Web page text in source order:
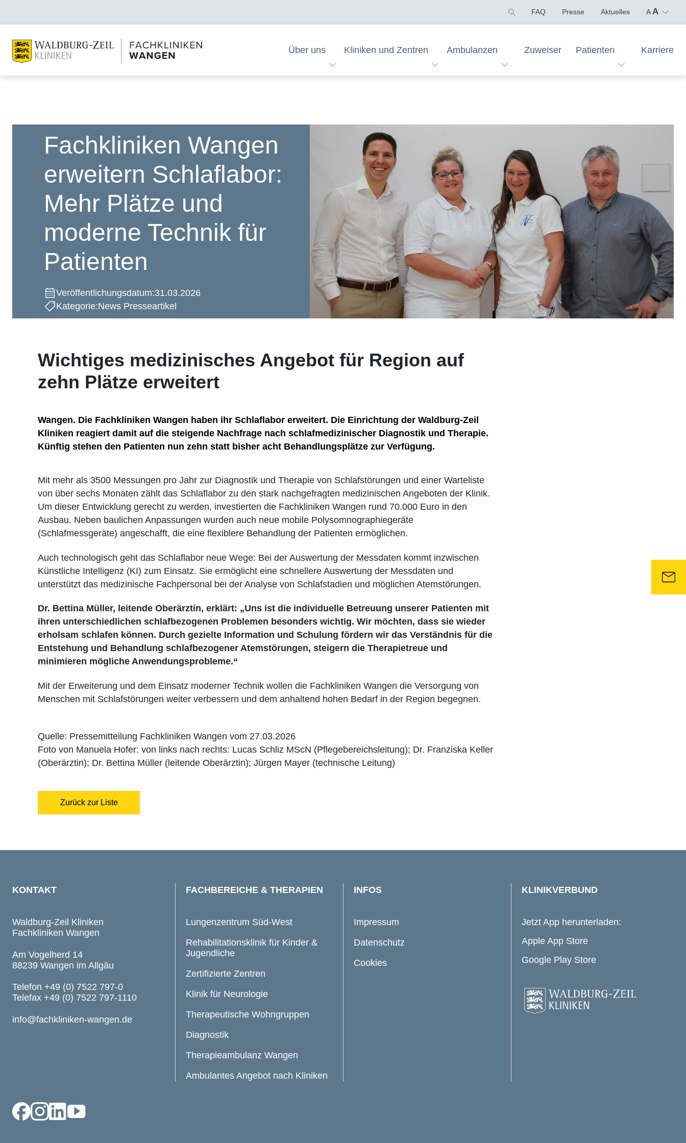
FAQ Presse Aktuelles A A
Über uns Kliniken und Zentren Ambulanzen Zuweiser Patienten Karriere
Fachkliniken Wangen
erweitern Schlaflabor:
Mehr Plätze und
moderne Technik für
Patienten
Veröffentlichungsdatum:31.03.2026
Kategorie:News Presseartikel
Wichtiges medizinisches Angebot für Region auf
zehn Plätze erweitert
Wangen. Die Fachkliniken Wangen haben ihr Schlaflabor erweitert. Die Einrichtung der Waldburg-Zeil
Kliniken reagiert damit auf die steigende Nachfrage nach schlafmedizinischer Diagnostik und Therapie.
Künftig stehen den Patienten nun zehn statt bisher acht Behandlungsplätze zur Verfügung.
Mit mehr als 3500 Messungen pro Jahr zur Diagnostik und Therapie von Schlafstörungen und einer Warteliste
von über sechs Monaten zählt das Schlaflabor zu den stark nachgefragten medizinischen Angeboten der Klinik.
Um dieser Entwicklung gerecht zu werden, investierten die Fachkliniken Wangen rund 70.000 Euro in den
Ausbau. Neben baulichen Anpassungen wurden auch neue mobile Polysomnographiegeräte
(Schlafmessgeräte) angeschafft, die eine flexiblere Behandlung der Patienten ermöglichen.
Auch technologisch geht das Schlaflabor neue Wege: Bei der Auswertung der Messdaten kommt inzwischen
Künstliche Intelligenz (KI) zum Einsatz. Sie ermöglicht eine schnellere Auswertung der Messdaten und
unterstützt das medizinische Fachpersonal bei der Analyse von Schlafstadien und möglichen Atemstörungen.
Dr. Bettina Müller, leitende Oberärztin, erklärt: „Uns ist die individuelle Betreuung unserer Patienten mit
ihren unterschiedlichen schlafbezogenen Problemen besonders wichtig. Wir möchten, dass sie wieder
erholsam schlafen können. Durch gezielte Information und Schulung fördern wir das Verständnis für die
Entstehung und Behandlung schlafbezogener Atemstörungen, steigern die Therapietreue und
minimieren mögliche Anwendungsprobleme.“
Mit der Erweiterung und dem Einsatz moderner Technik wollen die Fachkliniken Wangen die Versorgung von
Menschen mit Schlafstörungen weiter verbessern und dem anhaltend hohen Bedarf in der Region begegnen.
Quelle: Pressemitteilung Fachkliniken Wangen vom 27.03.2026
Foto von Manuela Hofer: von links nach rechts: Lucas Schliz MScN (Pflegebereichsleitung); Dr. Franziska Keller
(Oberärztin); Dr. Bettina Müller (leitende Oberärztin); Jürgen Mayer (technische Leitung)
Zurück zur Liste
KONTAKT
Waldburg-Zeil Kliniken
Fachkliniken Wangen
Am Vogelherd 14
88239 Wangen im Allgäu
Telefon +49 (0) 7522 797-0
Telefax +49 (0) 7522 797-1110
info@fachkliniken-wangen.de
FACHBEREICHE & THERAPIEN
Lungenzentrum Süd-West
Rehabilitationsklinik für Kinder &
Jugendliche
Zertifizierte Zentren
Klinik für Neurologie
Therapeutische Wohngruppen
Diagnostik
Therapieambulanz Wangen
Ambulantes Angebot nach Kliniken
INFOS
Impressum
Datenschutz
Cookies
KLINIKVERBUND
Jetzt App herunterladen:
Apple App Store
Google Play Store